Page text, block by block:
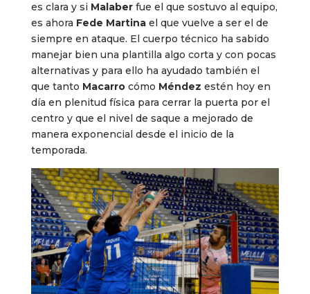
es clara y si Malaberfue el que sostuvo al equipo,
es ahora Fede Martinael que vuelve a ser el de
siempre en ataque. El cuerpo técnico ha sabido
manejar bien una plantilla algo corta y con pocas
alternativas y para ello ha ayudado también el
que tanto Macarrocómo Méndez estén hoy en
día en plenitud física para cerrar la puerta por el
centro y que el nivel de saque a mejorado de
manera exponencial desde el inicio de la
temporada.